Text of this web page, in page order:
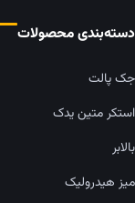
دسته‌بندی محصولات
جک پالت
استکر متین یدک
بالابر
میز هیدرولیک